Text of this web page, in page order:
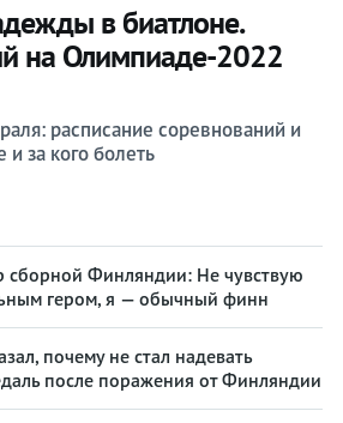
в биатлоне.
на Олимпиаде-2022
расписание соревнований и
и за кого болеть
сборной Финляндии: Не чувствую
гером, я — обычный финн
почему не стал надевать
после поражения от Финляндии